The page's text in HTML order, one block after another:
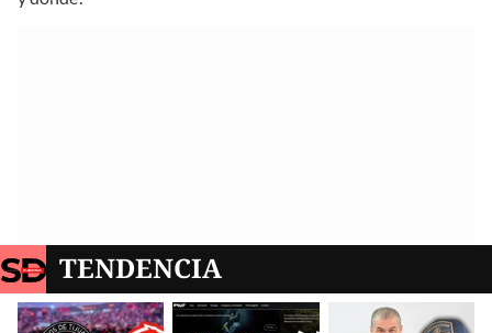
TENDENCIA